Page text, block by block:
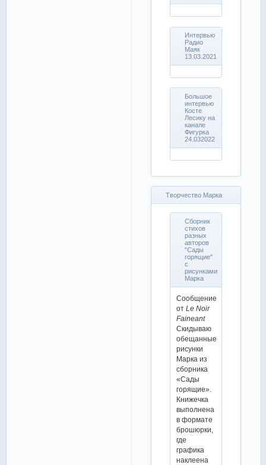
Интервью
Радио
Маяк
13.03.2021
Большое
интервью
Косте
Лесику на
канале
Фигурка
24.032022
Творчество Марка
Сборник
стихов
разных
авторов
"Сады
горящие"
с
рисунками
Марка
Сообщение
отLe Noir
Faineant
Скидываю
обещанные
рисунки
Марка из
сборника
«Сады
горящие».
Книжечка
выполнена
в формате
брошюрки,
где
графика
наклеена